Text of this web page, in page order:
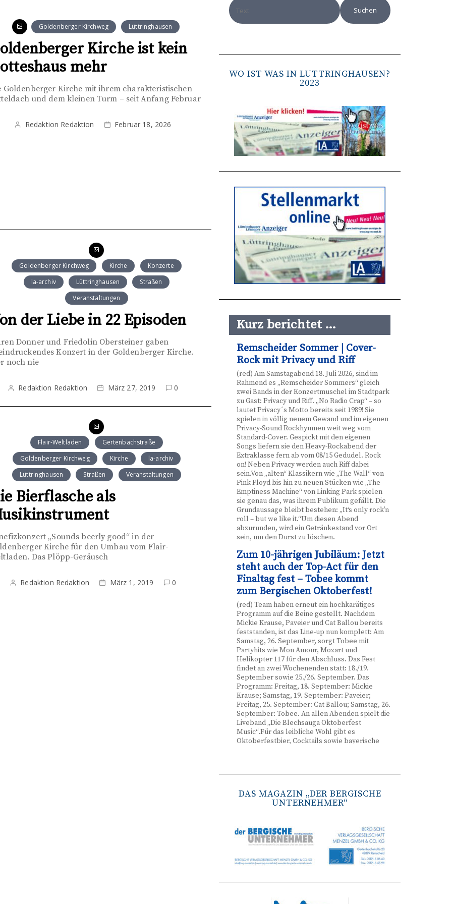
Goldenberger Kirchweg Lüttringhausen
Kirche ist kein
mehr
Goldenberger Kirche mit ihrem charakteristischen
und dem kleinen Turm – seit Anfang Februar
Redaktion Redaktion Februar 18, 2026
Goldenberger Kirchweg Kirche
Konzerte
la-archiv
Lüttringhausen
Straßen
Veranstaltungen
der Liebe in 22 Episoden
Donner und Friedolin Obersteiner gaben
Konzert in der Goldenberger Kirche.
noch nie
Redaktion Redaktion März 27, 2019 0
Flair-Weltladen
Gertenbachstraße
Goldenberger Kirchweg
Kirche
la-archiv
Lüttringhausen
Straßen Veranstaltungen
Bierflasche als
„Sounds beerly good“ in der
Kirche für den Umbau vom Flair-
Das Plöpp-Geräusch
Redaktion Redaktion März 1, 2019 0
WO IST WAS IN LÜTTRINGHAUSEN?
2023
Kurz berichtet …
Remscheider Sommer | Cover-
Rock mit Privacy und Riff
(red) Am Samstagabend 18. Juli 2026, sind im
Rahmend es „Remscheider Sommers“ gleich
zwei Bands in der Konzertmuschel im Stadtpark
zu Gast: Privacy und Riff. „No Radio Crap“ – so
lautet Privacy´s Motto bereits seit 1989! Sie
spielen in völlig neuem Gewand und im eigenen
Privacy-Sound Rockhymnen weit weg vom
Standard-Cover. Gespickt mit den eigenen
Songs liefern sie den Heavy-Rockabend der
Extraklasse fern ab vom 08/15 Gedudel. Rock
on! Neben Privacy werden auch Riff dabei
sein.Von „alten“ Klassikern wie „The Wall“ von
Pink Floyd bis hin zu neuen Stücken wie „The
Emptiness Machine“ von Linking Park spielen
sie genau das, was ihrem Publikum gefällt. Die
Grundaussage bleibt bestehen: „It‘s only rock’n
roll – but we like it.“Um diesen Abend
abzurunden, wird ein Getränkestand vor Ort
sein, um den Durst zu löschen.
Zum 10-jährigen Jubiläum: Jetzt
steht auch der Top-Act für den
Finaltag fest – Tobee kommt
zum Bergischen Oktoberfest!
(red) Team haben erneut ein hochkarätiges
Programm auf die Beine gestellt. Nachdem
Mickie Krause, Paveier und Cat Ballou bereits
feststanden, ist das Line-up nun komplett: Am
Samstag, 26. September, sorgt Tobee mit
Partyhits wie Mon Amour, Mozart und
Helikopter 117 für den Abschluss. Das Fest
findet an zwei Wochenenden statt: 18./19.
September sowie 25./26. September. Das
Programm: Freitag, 18. September: Mickie
Krause; Samstag, 19. September: Paveier;
Freitag, 25. September: Cat Ballou; Samstag, 26.
September: Tobee. An allen Abenden spielt die
Liveband „Die Blechsauga Oktoberfest
Music“.Für das leibliche Wohl gibt es
Oktoberfestbier, Cocktails sowie bayerische
www.bergisches-oktoberfest.de sowie über die
Remscheid stärkt Krisenvorsorge
Remscheid trainieren Krisenstabsarbeit am
Institut der Feuerwehr NRW in Münster.
Wie funktioniert die Zusammenarbeit im
Krisenfall? Welche Entscheidungen müssen
unter Zeitdruck getroffen werden? Und wie
bestmöglich geschützt werden? Mit diesen und
Mitarbeitende der Stadt Remscheid Ende Juni in
DAS MAGAZIN „DER BERGISCHE
UNTERNEHMER“